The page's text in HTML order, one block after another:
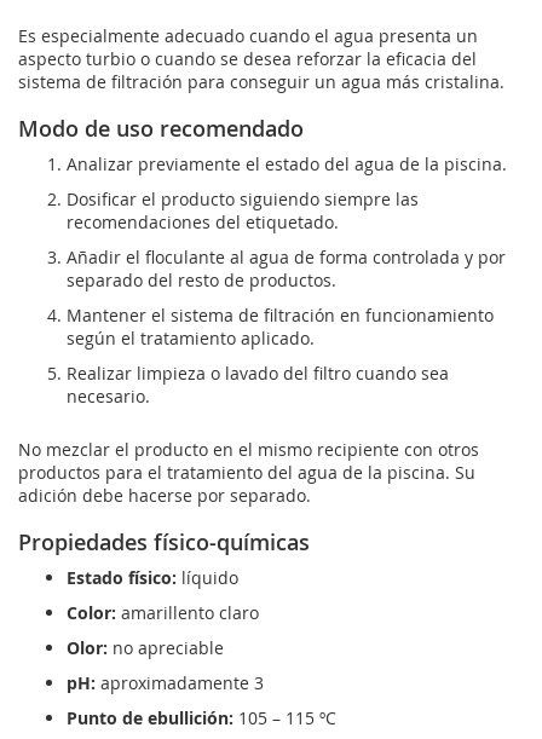
Es especialmente adecuado cuando el agua presenta un
aspecto turbio o cuando se desea reforzar la eficacia del
sistema de filtración para conseguir un agua más cristalina.
Modo de uso recomendado
Analizar previamente el estado del agua de la piscina.
Dosificar el producto siguiendo siempre las
recomendaciones del etiquetado.
Añadir el floculante al agua de forma controlada y por
separado del resto de productos.
Mantener el sistema de filtración en funcionamiento
según el tratamiento aplicado.
Realizar limpieza o lavado del filtro cuando sea
necesario.
No mezclar el producto en el mismo recipiente con otros
productos para el tratamiento del agua de la piscina. Su
adición debe hacerse por separado.
Propiedades físico-químicas
Estado físico: líquido
Color: amarillento claro
Olor: no apreciable
pH: aproximadamente 3
Punto de ebullición: 105 – 115 ºC